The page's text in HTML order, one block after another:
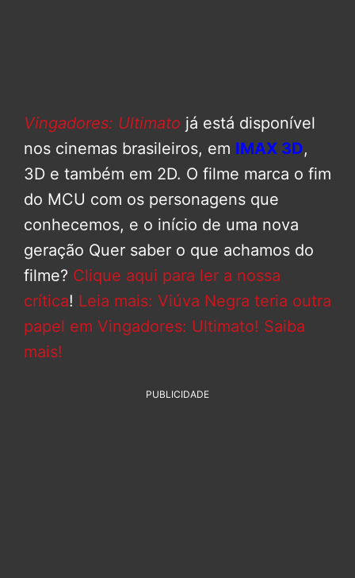
Vingadores: Ultimato já está disponível
nos cinemas brasileiros, em IMAX 3D,
3D e também em 2D. O filme marca o fim
do MCU com os personagens que
conhecemos, e o início de uma nova
geração Quer saber o que achamos do
filme? Clique aqui para ler a nossa
crítica! Leia mais: Viúva Negra teria outra
papel em Vingadores: Ultimato! Saiba
mais!
PUBLICIDADE